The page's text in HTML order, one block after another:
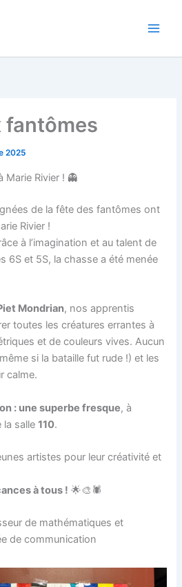
fantômes
2025
Marie Rivier ! 👻
de la fête des fantômes ont
Rivier !
à l’imagination et au talent de
6S et 5S, la chasse a été menée
Mondrian, nos apprentis
toutes les créatures errantes à
et de couleurs vives. Aucun
si la bataille fut rude !) et les
calme.
: une superbe fresque, à
la salle110.
artistes pour leur créativité et
à tous ! 🌟🎨🕷️
de mathématiques et
de communication